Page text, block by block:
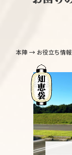
本陣→ お役立ち情報